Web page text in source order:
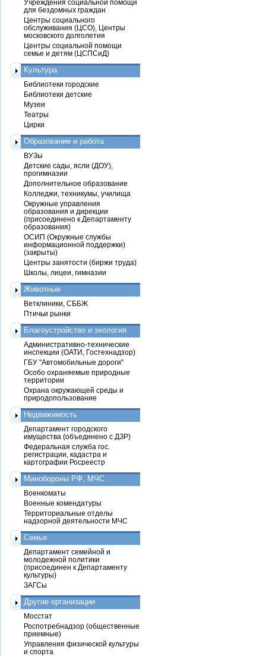
Учреждения социальной помощи
для бездомных граждан
Центры социального
обслуживания (ЦСО), Центры
московского долголетия
Центры социальной помощи
семье и детям (ЦСПСиД)
Культура
Библиотеки городские
Библиотеки детские
Музеи
Театры
Цирки
Образование и работа
ВУЗы
Детские сады, ясли (ДОУ),
прогимназии
Дополнительное образование
Колледжи, техникумы, училища
Окружные управления
образования и дирекции
(присоединено к Департаменту
образования)
ОСИП (Окружные службы
информационной поддержки)
(закрыты)
Центры занятости (биржи труда)
Школы, лицеи, гимназии
Животные
Ветклиники, СББЖ
Птичьи рынки
Благоустройство и экология
Административно-технические
инспекции (ОАТИ, Гостехнадзор)
ГБУ "Автомобильные дороги"
Особо охраняемые природные
территории
Охрана окружающей среды и
природопользование
Недвижимость
Департамент городского
имущества (объединено с ДЗР)
Федеральная служба гос.
регистрации, кадастра и
картографии Росреестр
Минобороны РФ, МЧС
Военкоматы
Военные комендатуры
Территориальные отделы
надзорной деятельности МЧС
Семья
Департамент семейной и
молодежной политики
(присоединен к Департаменту
культуры)
ЗАГСы
Другие организации
Мосстат
Роспотребнадзор (общественные
приемные)
Управления физической культуры
и спорта